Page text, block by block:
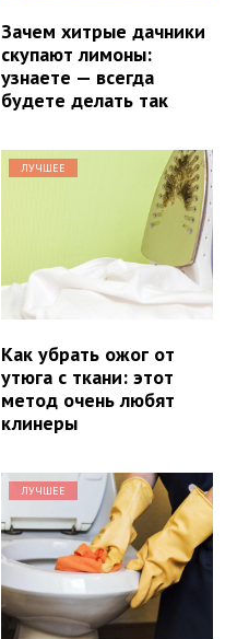
Зачем хитрые дачники
скупают лимоны:
узнаете — всегда
будете делать так
ЛУЧШЕЕ
Как убрать ожог от
утюга с ткани: этот
метод очень любят
клинеры
ЛУЧШЕЕ